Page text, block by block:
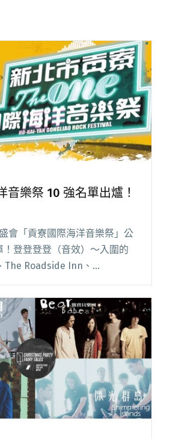
音樂祭 10 強名單出爐！
會「貢寮國際海洋音樂祭」公
！登登登登（音效）～入圍的
The Roadside Inn、
年老虎鉗、生命樹、安妮朵
常口、粉紅噪音和騷包樂團，
貢寮海洋音樂祭 10 強名單